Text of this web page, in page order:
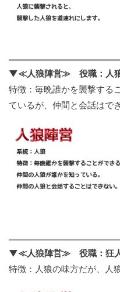
▼≪人狼陣営≫ 役職：人狼
特徴：毎晩誰かを襲撃する
ているが、仲間と会話はで
▼≪人狼陣営≫ 役職：狂人
特徴：人狼の味方だが、人